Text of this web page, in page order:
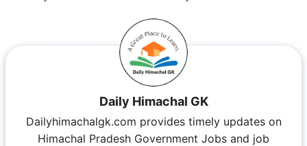
Daily Himachal GK
Dailyhimachalgk.com provides timely updates on
Himachal Pradesh Government Jobs and job